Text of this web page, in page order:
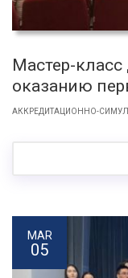
Мастер-
оказанию
АККРЕДИТАЦИОННО-
MAR
05